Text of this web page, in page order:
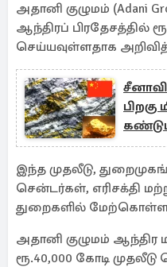
அதானி குழுமம் (Adani
ஆந்திரப் பிரதேசத்தில்
செய்யவுள்ளதாக
இந்த முதலீடு,
சென்டர்கள், எரிசக்தி
துறைகளில்
அதானி குழுமம்
ரூ.40,000 கோடி